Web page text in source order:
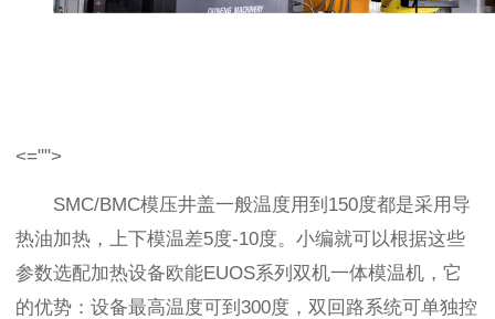
<="">
SMC/BMC模压井盖一般温度用到150度都是采用导
热油加热，上下模温差5度-10度。小编就可以根据这些
参数选配加热设备欧能EUOS系列双机一体模温机，它
的优势：设备最高温度可到300度，双回路系统可单独控